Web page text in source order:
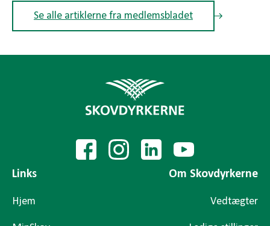
Se alle artiklerne fra medlemsbladet
Links
Hjem
Om Skovdyrkerne
Vedtægter